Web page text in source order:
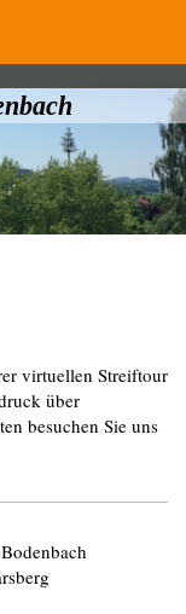
virtuellen Streiftour
über
besuchen Sie uns